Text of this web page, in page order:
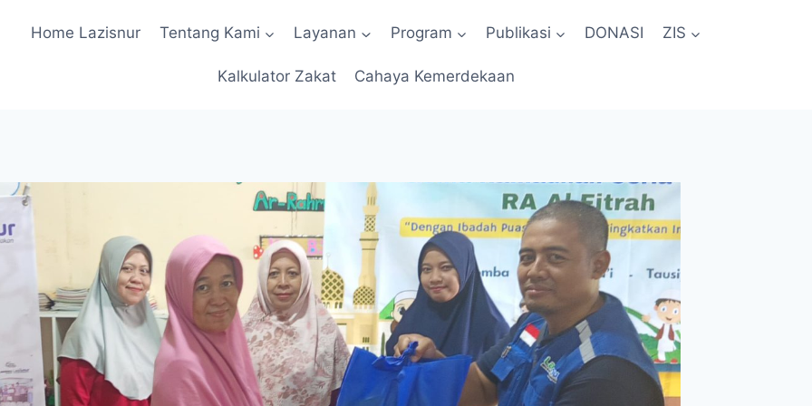
Home Lazisnur Tentang Kami Layanan Program Publikasi DONASI ZIS
Kalkulator Zakat Cahaya Kemerdekaan